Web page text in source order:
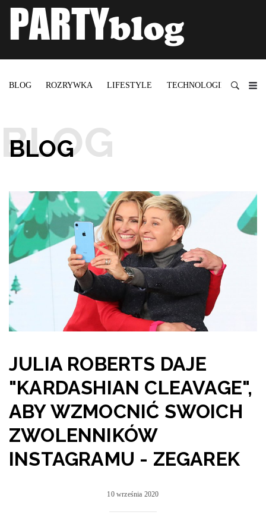
BLOG ROZRYWKA LIFESTYLE TECHNOLOGIE
BLOG
JULIA ROBERTS DAJE
"KARDASHIAN CLEAVAGE",
ABY WZMOCNIĆ SWOICH
ZWOLENNIKÓW
INSTAGRAMU - ZEGAREK
10 września 2020